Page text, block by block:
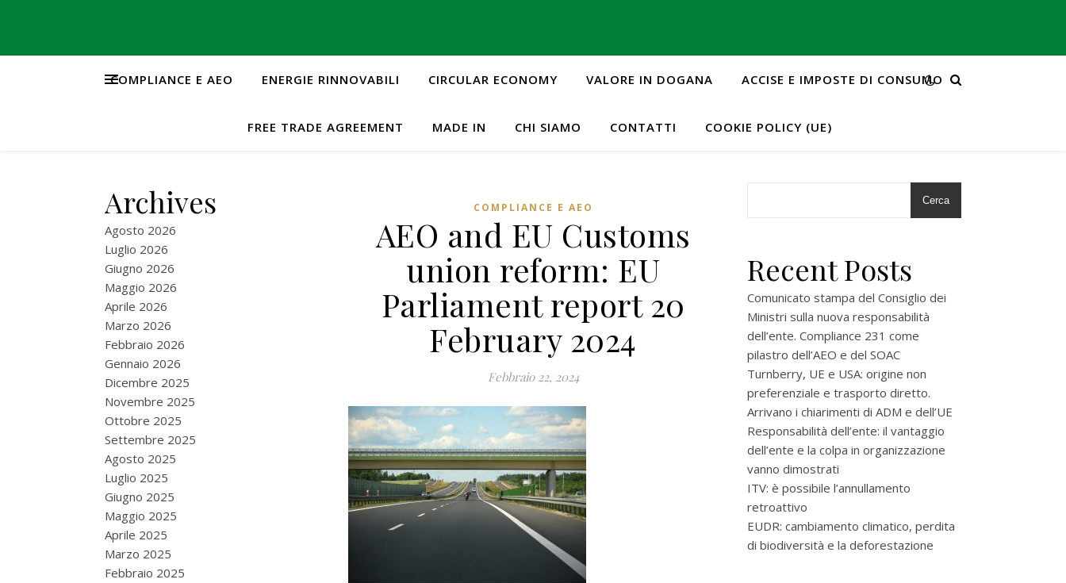
COMPLIANCE E AEO ENERGIE RINNOVABILI CIRCULAR ECONOMY VALORE IN DOGANA ACCISE E IMPOSTE DI CONSUMO
FREE TRADE AGREEMENT MADE IN CHI SIAMO CONTATTI COOKIE POLICY (UE)
Archives
Agosto 2026
Luglio 2026
Giugno 2026
Maggio 2026
Aprile 2026
Marzo 2026
Febbraio 2026
Gennaio 2026
Dicembre 2025
Novembre 2025
Ottobre 2025
Settembre 2025
Agosto 2025
Luglio 2025
Giugno 2025
Maggio 2025
Aprile 2025
Marzo 2025
Febbraio 2025
COMPLIANCE E AEO
AEO and EU Customs
union reform: EU
Parliament report 20
February 2024
Febbraio 22, 2024
Cerca
Recent Posts
Comunicato stampa del Consiglio dei
Ministri sulla nuova responsabilità
dell’ente. Compliance 231 come
pilastro dell’AEO e del SOAC
Turnberry, UE e USA: origine non
preferenziale e trasporto diretto.
Arrivano i chiarimenti di ADM e dell’UE
Responsabilità dell’ente: il vantaggio
dell’ente e la colpa in organizzazione
vanno dimostrati
ITV: è possibile l’annullamento
retroattivo
EUDR: cambiamento climatico, perdita
di biodiversità e la deforestazione